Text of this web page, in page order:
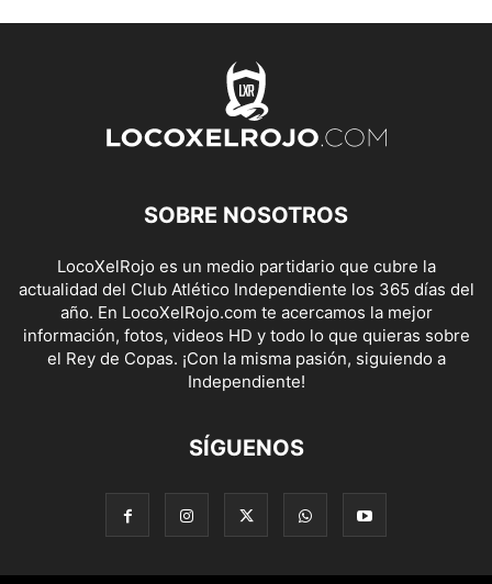
SOBRE NOSOTROS
LocoXelRojo es un medio partidario que cubre la
actualidad del Club Atlético Independiente los 365 días del
año. En LocoXelRojo.com te acercamos la mejor
información, fotos, videos HD y todo lo que quieras sobre
el Rey de Copas. ¡Con la misma pasión, siguiendo a
Independiente!
SÍGUENOS